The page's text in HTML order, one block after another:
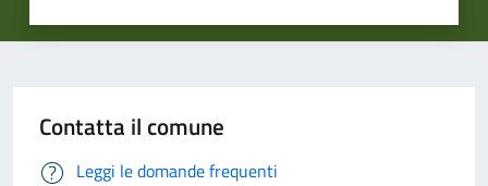
Contatta il comune
Leggi le domande frequenti